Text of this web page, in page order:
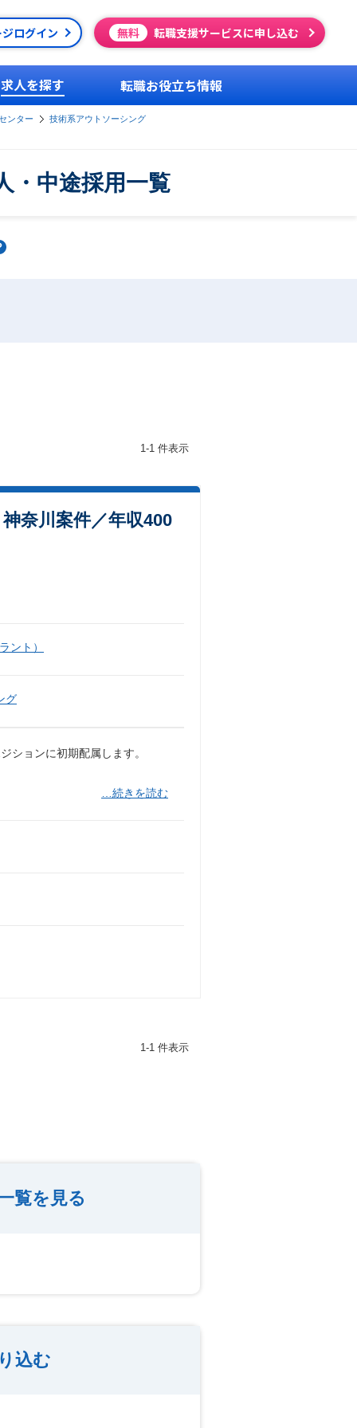
ログイン 無料 転職支援サービスに申し込む
求人を探す 転職お役立ち情報
ンター 技術系アウトソーシング
・中途採用一覧
1-1 件表示
奈川案件／年収400
ント）
グ
ションに初期配属します。
…続きを読む
1-1 件表示
覧を見る
込む